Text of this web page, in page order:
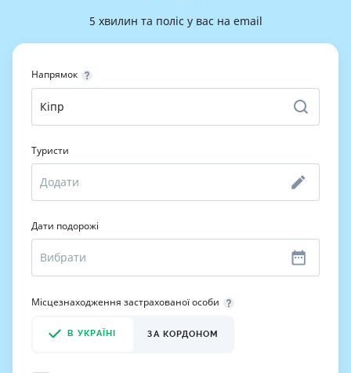
5 хвилин та поліс у вас на email
Напрямок
Туристи
Дати подорожі
Місцезнаходження застрахованої особи
В УКРАЇНІ ЗА КОРДОНОМ